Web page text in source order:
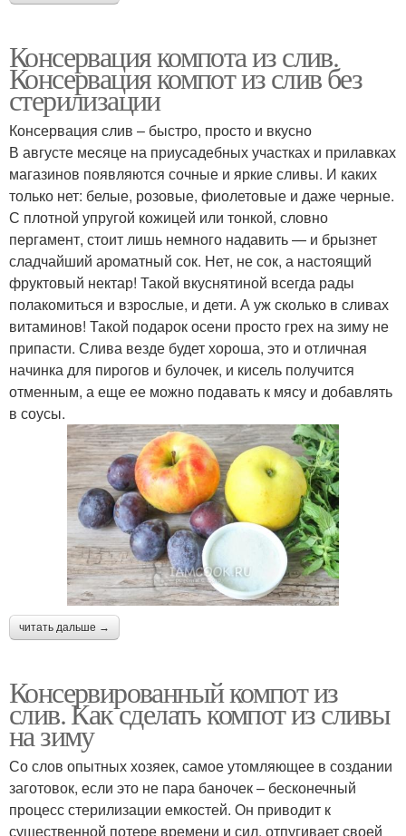
Консервация компота из слив.
Консервация компот из слив без
стерилизации
Консервация слив – быстро, просто и вкусно
В августе месяце на приусадебных участках и прилавках
магазинов появляются сочные и яркие сливы. И каких
только нет: белые, розовые, фиолетовые и даже черные.
С плотной упругой кожицей или тонкой, словно
пергамент, стоит лишь немного надавить — и брызнет
сладчайший ароматный сок. Нет, не сок, а настоящий
фруктовый нектар! Такой вкуснятиной всегда рады
полакомиться и взрослые, и дети. А уж сколько в сливах
витаминов! Такой подарок осени просто грех на зиму не
припасти. Слива везде будет хороша, это и отличная
начинка для пирогов и булочек, и кисель получится
отменным, а еще ее можно подавать к мясу и добавлять
в соусы.
читать дальше →
Консервированный компот из
слив. Как сделать компот из сливы
на зиму
Со слов опытных хозяек, самое утомляющее в создании
заготовок, если это не пара баночек – бесконечный
процесс стерилизации емкостей. Он приводит к
существенной потере времени и сил, отпугивает своей